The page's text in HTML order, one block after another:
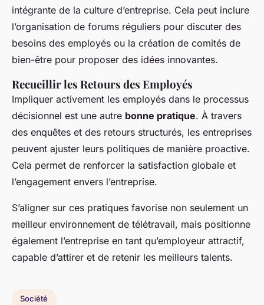
intégrante de la culture d’entreprise. Cela peut inclure
l’organisation de forums réguliers pour discuter des
besoins des employés ou la création de comités de
bien-être pour proposer des idées innovantes.
Recueillir les Retours des Employés
Impliquer activement les employés dans le processus
décisionnel est une autre bonne pratique. À travers
des enquêtes et des retours structurés, les entreprises
peuvent ajuster leurs politiques de manière proactive.
Cela permet de renforcer la satisfaction globale et
l’engagement envers l’entreprise.
S’aligner sur ces pratiques favorise non seulement un
meilleur environnement de télétravail, mais positionne
également l’entreprise en tant qu’employeur attractif,
capable d’attirer et de retenir les meilleurs talents.
Société